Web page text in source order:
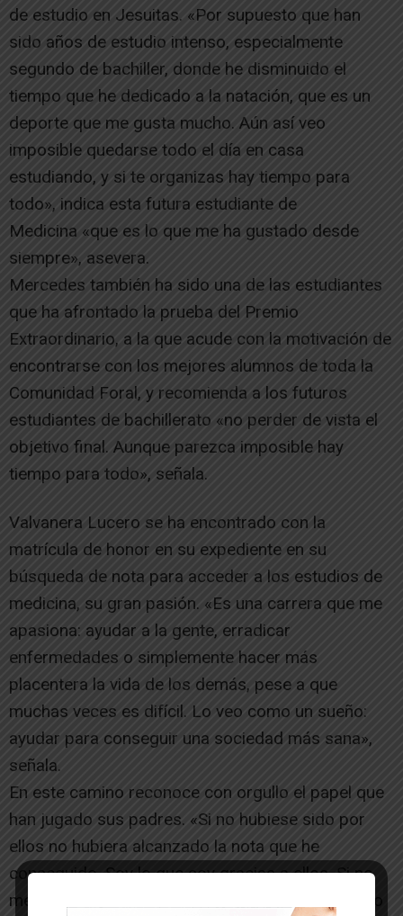
de estudio en Jesuitas. «Por supuesto que han
sido años de estudio intenso, especialmente
segundo de bachiller, donde he disminuido el
tiempo que he dedicado a la natación, que es un
deporte que me gusta mucho. Aún así veo
imposible quedarse todo el día en casa
estudiando, y si te organizas hay tiempo para
todo», indica esta futura estudiante de
Medicina «que es lo que me ha gustado desde
siempre», asevera.
Mercedes también ha sido una de las estudiantes
que ha afrontado la prueba del Premio
Extraordinario, a la que acude con la motivación de
encontrarse con los mejores alumnos de toda la
Comunidad Foral, y recomienda a los futuros
estudiantes de bachillerato «no perder de vista el
objetivo final. Aunque parezca imposible hay
tiempo para todo», señala.
Valvanera Lucero se ha encontrado con la
matrícula de honor en su expediente en su
búsqueda de nota para acceder a los estudios de
medicina, su gran pasión. «Es una carrera que me
apasiona: ayudar a la gente, erradicar
enfermedades o simplemente hacer más
placentera la vida de los demás, pese a que
muchas veces es difícil. Lo veo como un sueño:
ayudar para conseguir una sociedad más sana»,
señala.
En este camino reconoce con orgullo el papel que
han jugado sus padres. «Si no hubiese sido por
ellos no hubiera alcanzado la nota que he
conseguido. Soy lo que soy gracias a ellos. Si no
me hubieran insistido en estudiar todos los días o